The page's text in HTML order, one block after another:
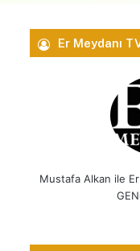
Er Meydanı
Mustafa Alkan ile